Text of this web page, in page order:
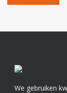
We gebruiken